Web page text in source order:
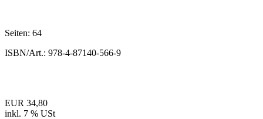
Seiten: 64
ISBN/Art.: 978-4-87140-566-9
EUR 34,80
inkl. 7 % USt